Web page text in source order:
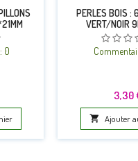
0
PERLES BOIS :
VERT/NOIR
Prix
3,30
 Ajouter